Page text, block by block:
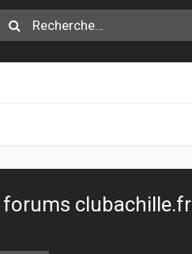
forums clubachille.fr